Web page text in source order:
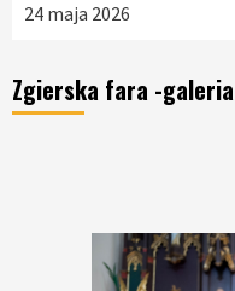
24 maja 2026
Zgierska fara -galeria